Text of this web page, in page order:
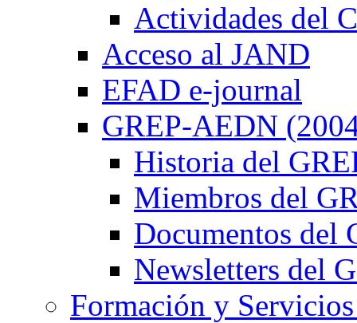
Actividades del
Acceso al JAND
EFAD e-journal
GREP-AEDN
Historia del
Miembros del
Documentos del
Newsletters del
Formación y